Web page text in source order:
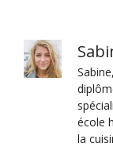
école
la